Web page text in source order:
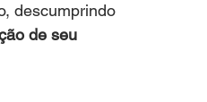
descumprindo
de seu